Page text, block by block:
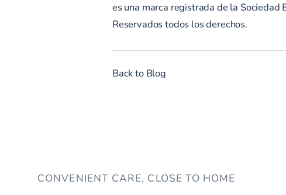
es una marca registrada de la Sociedad
Reservados todos los derechos.
Back to Blog
CONVENIENT CARE, CLOSE TO HOME